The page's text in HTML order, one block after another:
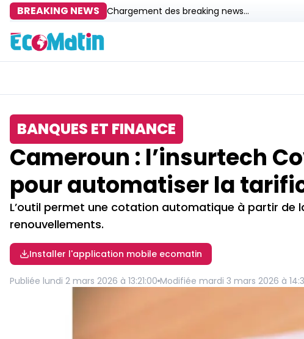
BREAKING NEWS Chargement des breaking news...
BANQUES ET FINANCE
Cameroun : l’insurtech
pour automatiser la
L’outil permet une cotation automatique à partir
renouvellements.
Installer l'application mobile ecomatin
Publiée lundi 2 mars 2026 à 13:21:00 Modifiée mardi 3 mars 2026 à